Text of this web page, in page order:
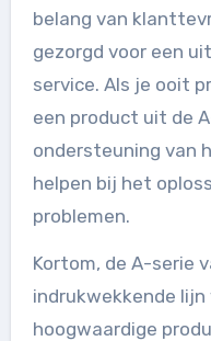
belang van
gezorgd voor een
service. Als je ooit
een product uit de
ondersteuning van
helpen bij het
problemen.
Kortom, de A-serie
indrukwekkende
hoogwaardige